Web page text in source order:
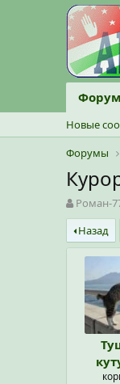
Новые
Форумы
А
в
т
о
Роман-
Назад